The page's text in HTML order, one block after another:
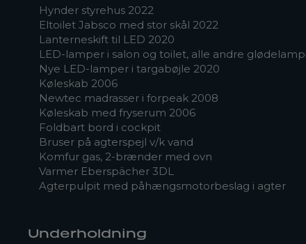
Hynder styrehus 2022
Eltoilet Jabsco med stor skål 2022
Lanterneskift til LED 2020
LED-lamper i salon og toilet, alle andre
Nye LED-lamper i targabøjle 2020
Køleskab 2006
Newtec madrasser i forpeak 2008
Køleskab med fryserum 2006
Foldbart bord i cockpit
Bruser på agterspejl v/k vand
Komfur gas, 2-brænder med ovn
Varmer Eberspächer 3DL
Agterpulpit med påhængsmotorbeslag i agter
Underholdning